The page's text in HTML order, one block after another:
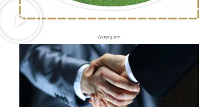
- Διαφήμιση -